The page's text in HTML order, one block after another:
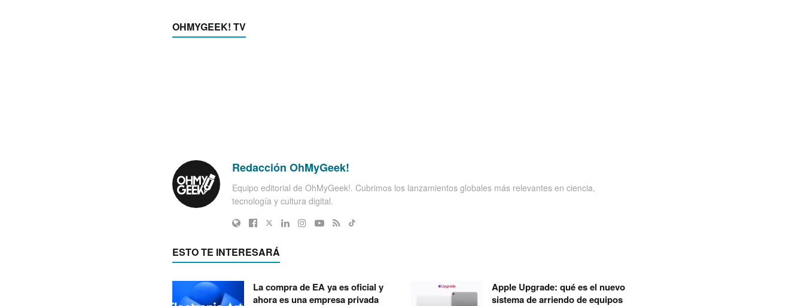
OHMYGEEK! TV
Redacción OhMyGeek!
Equipo editorial de OhMyGeek!. Cubrimos los lanzamientos globales más relevantes en ciencia,
tecnología y cultura digital.
ESTO TE INTERESARÁ
La compra de EA ya es oficial y
ahora es una empresa privada
Apple Upgrade: qué es el nuevo
sistema de arriendo de equipos